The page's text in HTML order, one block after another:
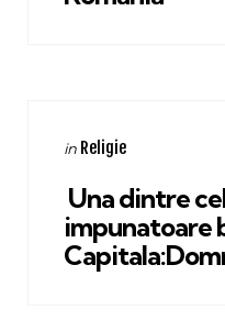
Categories
Posted
in Religie
Una dintre
impunatoare